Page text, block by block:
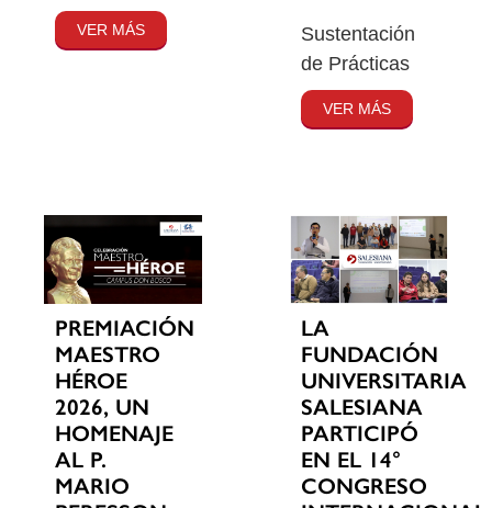
VER MÁS
Sustentación
de Prácticas
VER MÁS
PREMIACIÓN
MAESTRO
HÉROE
2026, UN
HOMENAJE
AL P.
MARIO
LA
FUNDACIÓN
UNIVERSITARIA
SALESIANA
PARTICIPÓ
EN EL 14°
CONGRESO